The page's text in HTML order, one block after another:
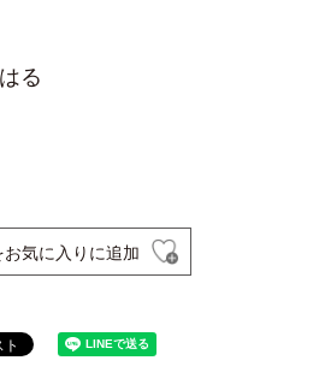
る
お気に入りに追加